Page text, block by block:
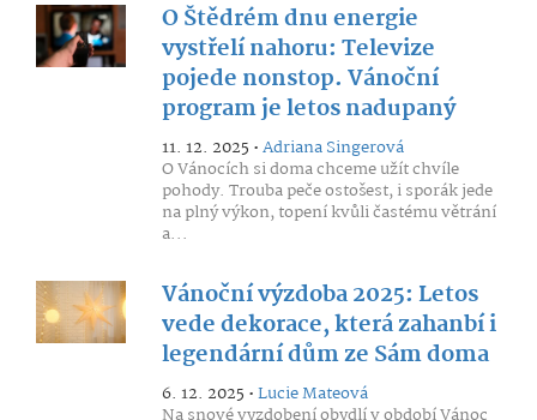
O Štědrém dnu energie
vystřelí nahoru: Televize
pojede nonstop. Vánoční
program je letos nadupaný
11. 12. 2025 •Adriana Singerová
O Vánocích si doma chceme užít chvíle
pohody. Trouba peče ostošest, i sporák jede
na plný výkon, topení kvůli častému větrání
a...
Vánoční výzdoba 2025: Letos
vede dekorace, která zahanbí i
legendární dům ze Sám doma
6. 12. 2025 •Lucie Mateová